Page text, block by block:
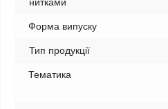
Форма випуску
Тип продукції
Тематика